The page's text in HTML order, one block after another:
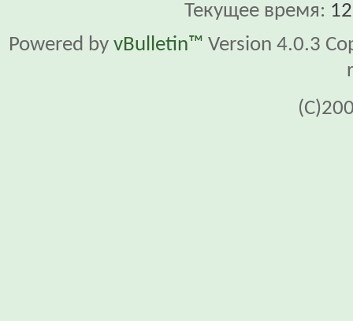
Текущее время:
Powered by vBulletin™ Version 4.0.3